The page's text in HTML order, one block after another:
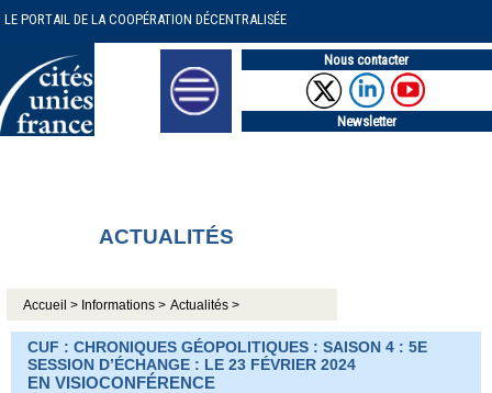
LE PORTAIL DE LA COOPÉRATION DÉCENTRALISÉE
Nous contacter
Newsletter
ACTUALITÉS
Accueil > Informations > Actualités >
CUF : CHRONIQUES GÉOPOLITIQUES : SAISON 4 : 5E
SESSION D’ÉCHANGE : LE 23 FÉVRIER 2024
EN VISIOCONFÉRENCE